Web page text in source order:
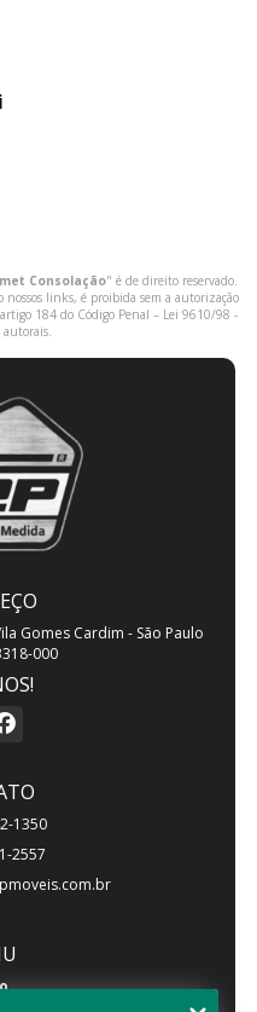
Consolação" é de direito reservado.
links, é proibida sem a autorização
184 do Código Penal – Lei 9610/98 -
autorais.
Gomes Cardim - São Paulo
000
1350
2557